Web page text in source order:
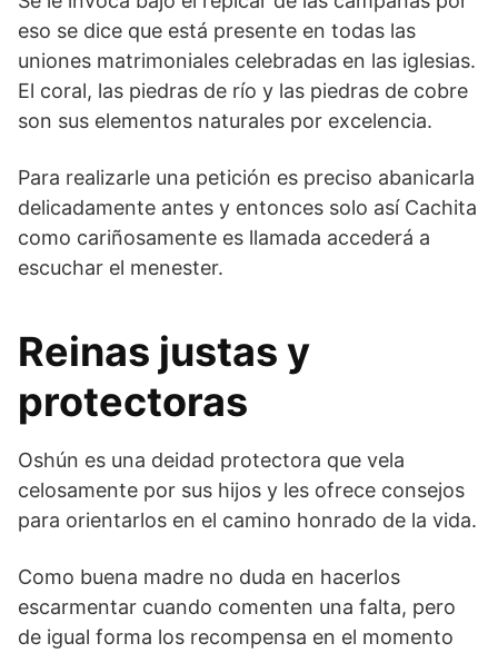
eso se dice que está presente en todas las
uniones matrimoniales celebradas en las iglesias.
El coral, las piedras de río y las piedras de cobre
son sus elementos naturales por excelencia.
Para realizarle una petición es preciso abanicarla
delicadamente antes y entonces solo así Cachita
como cariñosamente es llamada accederá a
escuchar el menester.
Reinas justas y
protectoras
Oshún es una deidad protectora que vela
celosamente por sus hijos y les ofrece consejos
para orientarlos en el camino honrado de la vida.
Como buena madre no duda en hacerlos
escarmentar cuando comenten una falta, pero
de igual forma los recompensa en el momento